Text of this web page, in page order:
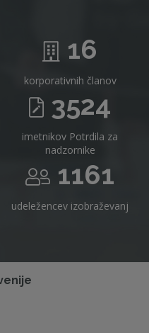
16
korporativnih članov
3524
imetnikov Potrdila za
nadzornike
1161
udeležencev izobraževanj